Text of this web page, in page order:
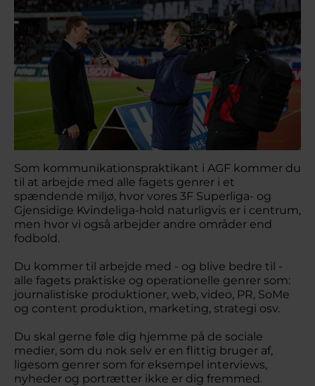
Som kommunikationspraktikant i AGF kommer du
til at arbejde med alle fagets genrer i et
spændende miljø, hvor vores 3F Superliga- og
Gjensidige Kvindeliga-hold naturligvis er i centrum,
men hvor vi også arbejder andre områder end
fodbold.
Du kommer til arbejde med - og blive bedre til -
alle fagets praktiske og operationelle genrer som:
journalistiske produktioner, web, video, PR, SoMe
og content produktion, marketing, strategi osv.
Du skal gerne føle dig hjemme på de sociale
medier, som du nok selv er en flittig bruger af,
ligesom genrer som for eksempel interviews,
nyheder og portrætter ikke er dig fremmed.